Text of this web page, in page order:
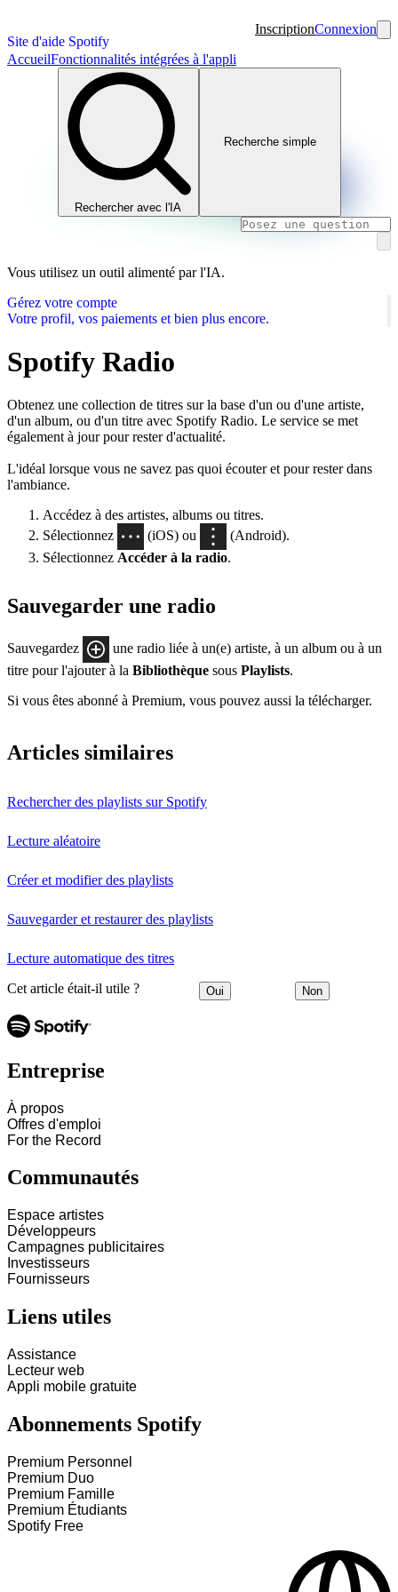
Site d'aide Spotify
InscriptionConnexion
AccueilFonctionnalités intégrées à l'appli
Rechercher avec l'IA
Recherche simple
Vous utilisez un outil alimenté par l'IA.
Gérez votre compte
Votre profil, vos paiements et bien plus encore.
Spotify Radio
Obtenez une collection de titres sur la base d'un ou d'une artiste,
d'un album, ou d'un titre avec Spotify Radio. Le service se met
également à jour pour rester d'actualité.
L'idéal lorsque vous ne savez pas quoi écouter et pour rester dans
l'ambiance.
Accédez à des artistes, albums ou titres.
Sélectionnez
(iOS) ou
(Android).
Sélectionnez Accéder à la radio.
Sauvegarder une radio
Sauvegardez
une radio liée à un(e) artiste, à un album ou à un
titre pour l'ajouter à la Bibliothèque sous Playlists.
Si vous êtes abonné à Premium, vous pouvez aussi la télécharger.
Articles similaires
Rechercher des playlists sur Spotify
Lecture aléatoire
Créer et modifier des playlists
Sauvegarder et restaurer des playlists
Lecture automatique des titres
Cet article était-il utile ? Oui Non
Entreprise
À propos
Offres d'emploi
For the Record
Communautés
Espace artistes
Développeurs
Campagnes publicitaires
Investisseurs
Fournisseurs
Liens utiles
Assistance
Lecteur web
Appli mobile gratuite
Abonnements Spotify
Premium Personnel
Premium Duo
Premium Famille
Premium Étudiants
Spotify Free